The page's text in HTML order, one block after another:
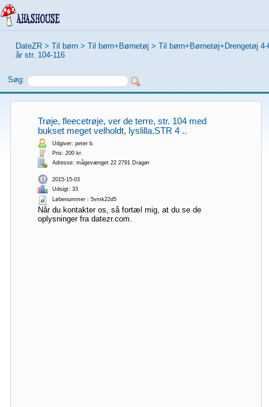
DateZR > Til børn > Til børn+Børnetøj > Til børn+Børnetøj+Drengetøj 4-
år str. 104-116
Søg:
Trøje, fleecetrøje, ver de terre, str. 104 med
bukset meget velholdt, lyslilla.STR 4 ..
Udgiver: peter b.
Pris: 200 kr.
Adresse: mågevænget 22 2791 Dragør
2015-15-03
Udsigt: 33
Løbenummer：5vmk22d5
Når du kontakter os, så fortæl mig, at du se de
oplysninger fra datezr.com.